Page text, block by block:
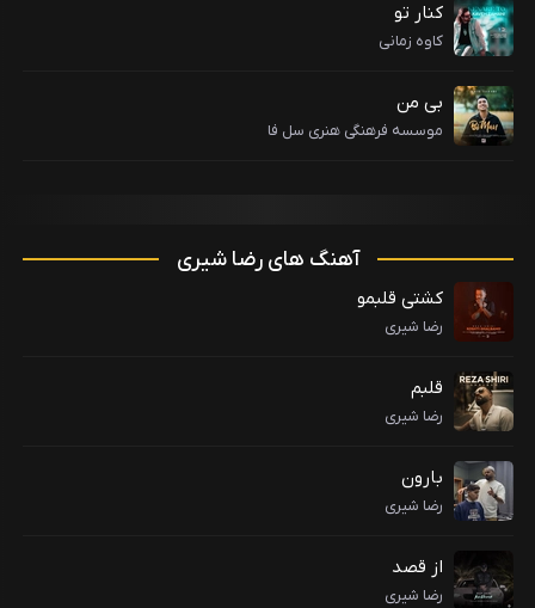
کنار تو
کاوه زمانی
بی من
موسسه فرهنگی هنری سل فا
آهنگ های رضا شیری
کشتی قلبمو
رضا شیری
قلبم
رضا شیری
بارون
رضا شیری
از قصد
رضا شیری